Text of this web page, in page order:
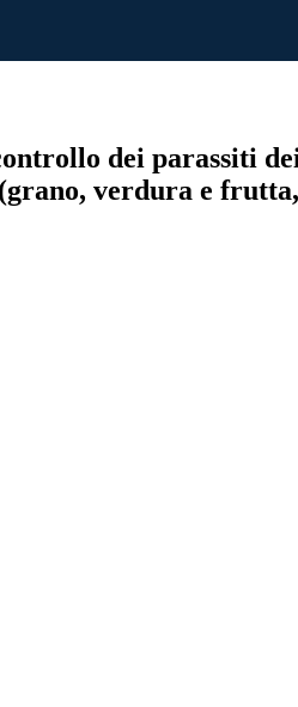
dei parassiti
verdura e